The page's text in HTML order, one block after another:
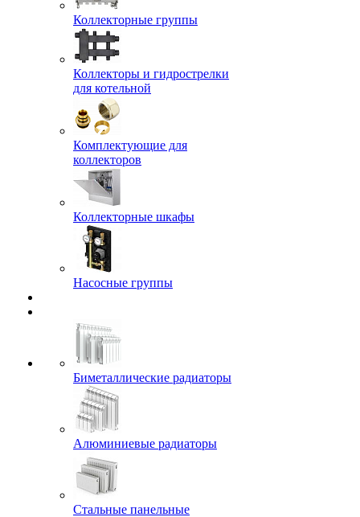
Коллекторные группы
Коллекторы и гидрострелки
для котельной
Комплектующие для
коллекторов
Коллекторные шкафы
Насосные группы
Биметаллические радиаторы
Алюминиевые радиаторы
Стальные панельные